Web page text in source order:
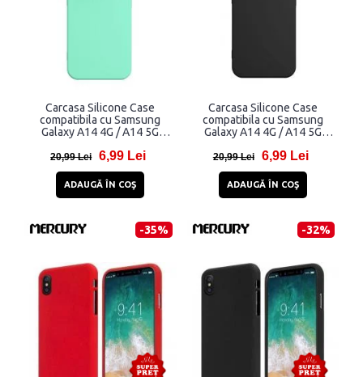
Carcasa Silicone Case
compatibila cu Samsung
Galaxy A14 4G / A14 5G
20,99 Lei 6,99 Lei
ADAUGĂ ÎN COŞ
Carcasa Silicone Case
compatibila cu Samsung
Galaxy A14 4G / A14 5G
20,99 Lei 6,99 Lei
ADAUGĂ ÎN COŞ
-35% -32%